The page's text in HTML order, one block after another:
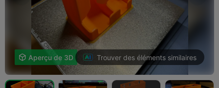
 Aperçu de 3D Trouver des éléments similaires